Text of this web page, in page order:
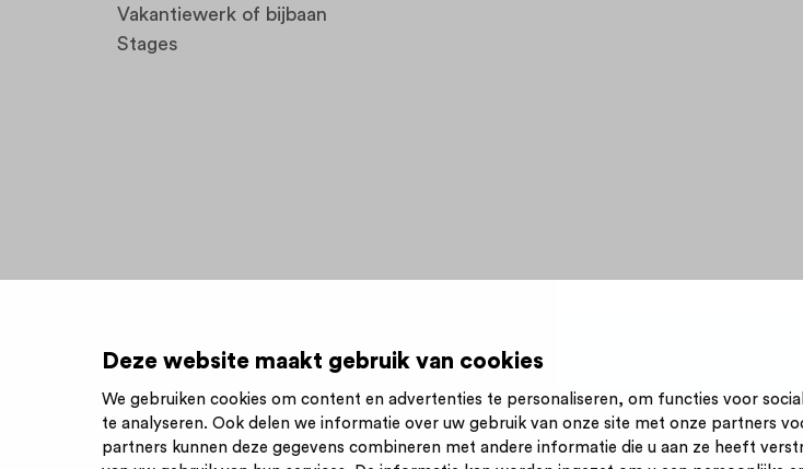
Deze website maakt gebruik van cookies
We gebruiken cookies om content en advertenties te personaliseren, om functies voor
te analyseren. Ook delen we informatie over uw gebruik van onze site met onze partners
partners kunnen deze gegevens combineren met andere informatie die u aan ze heeft
Vakantiewerk of bijbaan
Stages
Inschrijven nieuwsbrief Inloggen Contact